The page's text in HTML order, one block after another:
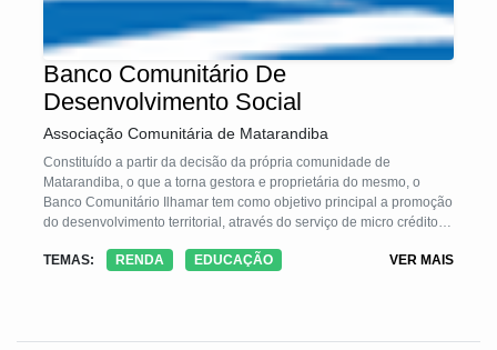
Banco Comunitário De
Desenvolvimento Social
Associação Comunitária de Matarandiba
Constituído a partir da decisão da própria comunidade de
Matarandiba, o que a torna gestora e proprietária do mesmo, o
Banco Comunitário Ilhamar tem como objetivo principal a promoção
do desenvolvimento territorial, através do serviço de micro crédito
criação de redes locais de produção, comercialização e consumo.
mercadinhos, bares, lojas, feiras de economia solidária etc.) e
TEMAS: RENDA EDUCAÇÃO VER MAIS